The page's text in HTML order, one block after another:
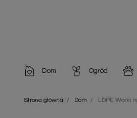
Dom
Artykuły dekoracyjne
Ogród
Chemia do
Strona główna Dom LDPE Worki